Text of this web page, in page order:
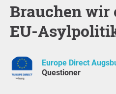
Brauchen wir eine neue
EU-
Europe Direct
Questioner